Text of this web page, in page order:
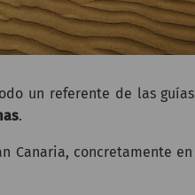
un referente de las
.
Canaria, concretamente